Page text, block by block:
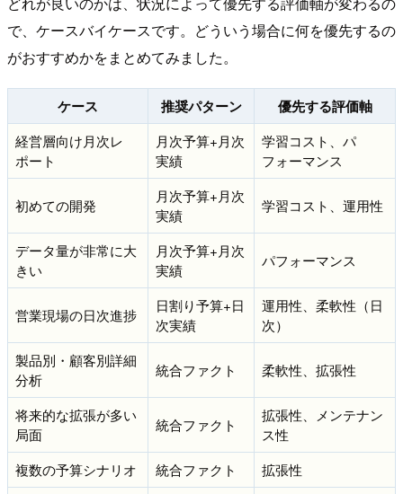
で、ケースバイケースです。どういう場合に何を優先するの
がおすすめかをまとめてみました。
ケース 推奨パターン 優先する評価軸
経営層向け月次レ
ポート
月次予算+月次
実績
学習コスト、パ
フォーマンス
初めての開発
月次予算+月次
実績
学習コスト、運用性
データ量が非常に大
きい
月次予算+月次
実績
パフォーマンス
営業現場の日次進捗
日割り予算+日
次実績
運用性、柔軟性（日
次）
製品別・顧客別詳細
分析
統合ファクト 柔軟性、拡張性
将来的な拡張が多い
局面
統合ファクト
拡張性、メンテナン
ス性
複数の予算シナリオ
統合ファクト
拡張性